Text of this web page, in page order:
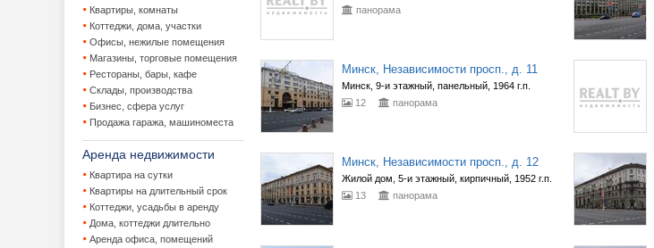
Квартиры, комнаты
Коттеджи, дома, участки
Офисы, нежилые помещения
Магазины, торговые помещения
Рестораны, бары, кафе
Склады, производства
Бизнес, сфера услуг
Продажа гаража, машиноместа
Аренда недвижимости
Квартира на сутки
Квартиры на длительный срок
Коттеджи, усадьбы в аренду
Дома, коттеджи длительно
Аренда офиса, помещений
панорама
Минск, Независимости просп., д. 11
Минск, 9-и этажный, панельный, 1964 г.п.
12
панорама
Минск, Независимости просп., д. 12
Жилой дом, 5-и этажный, кирпичный, 1952 г.п.
13
панорама